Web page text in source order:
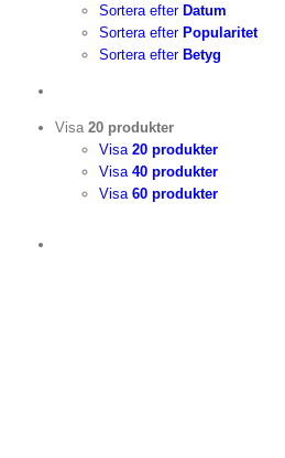
Sortera efter Datum
Sortera efter Popularitet
Sortera efter Betyg
Visa 20 produkter
Visa 20 produkter
Visa 40 produkter
Visa 60 produkter